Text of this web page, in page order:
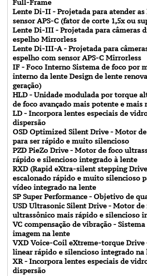
Full-Frame
Lente Di-II - Projetada para atender as
sensor APS-C (fator de corte 1,5x ou
Lente Di-III - Projetada para câmeras
espelho Mirrorless
Lente Di-III-A - Projetada para
espelho com sensor APS-C Mirrorless
IF - Foco Interno Sistema de foco por
interno da lente Design de lente
geração)
HLD - Unidade modulada por torque
de foco avançado mais potente e mais
LD - Incorpora lentes especiais de
dispersão
OSD Optimized Silent Drive - Motor
para ser rápido e muito silencioso
PZD PieZo Drive - Motor de foco
rápido e silencioso integrado à lente
RXD (Rapid eXtra-silent stepping
escalonado rápido e muito silencioso
vídeo integrado na lente
SP Super Performance - Objetivo de
USD Ultrasonic Silent Drive - Motor de
ultrassônico mais rápido e silencioso
VC compensação de vibração -
imagem na lente
VXD Voice-Coil eXtreme-torque Drive
linear rápido e silencioso integrado na
XR - Incorpora lentes especiais de
dispersão